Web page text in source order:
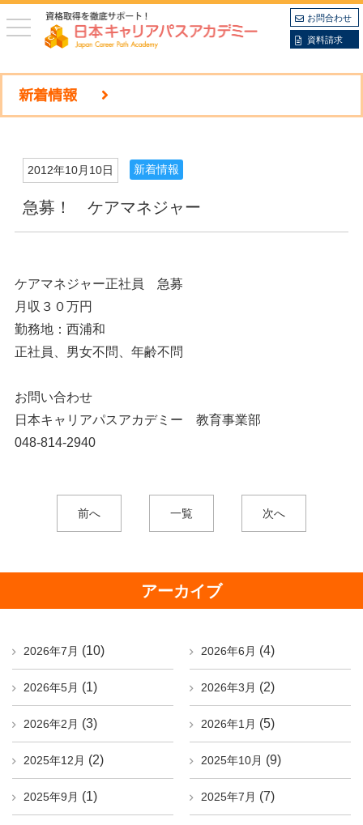
toggle
navigation
お問合わせ
資料請求
新着情報
2012年10月10日 新着情報
急募！ ケアマネジャー
ケアマネジャー正社員 急募
月収３０万円
勤務地：西浦和
正社員、男女不問、年齢不問
お問い合わせ
日本キャリアパスアカデミー 教育事業部
048-814-2940
前へ 一覧 次へ
アーカイブ
2026年7月 (10) 2026年6月 (4)
2026年5月 (1) 2026年3月 (2)
2026年2月 (3) 2026年1月 (5)
2025年12月 (2) 2025年10月 (9)
2025年9月 (1) 2025年7月 (7)